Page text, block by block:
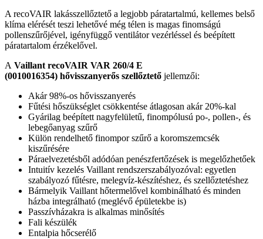
A recoVAIR lakásszellőztető a legjobb páratartalmú, kellemes belső
klíma elérését teszi lehetővé még télen is magas finomságú
pollenszűrőjével, igényfüggő ventilátor vezérléssel és beépített
páratartalom érzékelővel.
A Vaillant recoVAIR VAR 260/4 E
(0010016354) hővisszanyerős szellőztető jellemzői:
Akár 98%-os hővisszanyerés
Fűtési hőszükséglet csökkentése átlagosan akár 20%-kal
Gyárilag beépített nagyfelületű, finompólusú po-, pollen-, és
lebegőanyag szűrő
Külön rendelhető finompor szűrő a koromszemcsék
kiszűrésére
Páraelvezetésből adódóan penészfertőzések is megelőzhetőek
Intuitív kezelés Vaillant rendszerszabályozóval: egyetlen
szabályozó fűtésre, melegvíz-készítéshez, és szellőztetéshez
Bármelyik Vaillant hőtermelővel kombinálható és minden
házba integrálható (meglévő épületekbe is)
Passzívházakra is alkalmas minősítés
Fali készülék
Entalpia hőcserélő